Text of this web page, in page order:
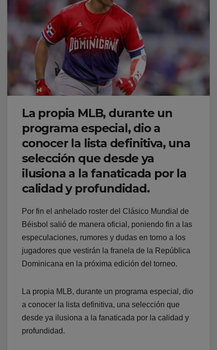
La propia MLB, durante un
programa especial, dio a
conocer la lista definitiva, una
selección que desde ya
ilusiona a la fanaticada por la
calidad y profundidad.
Por fin el anhelado roster del Clásico Mundial de
Béisbol salió de manera oficial, poniendo fin a las
especulaciones, rumores y dudas en torno a los
jugadores que vestirán la franela de la República
Dominicana en la próxima edición del torneo.
La propia MLB, durante un programa especial, dio
a conocer la lista definitiva, una selección que
desde ya ilusiona a la fanaticada por la calidad y
profundidad.